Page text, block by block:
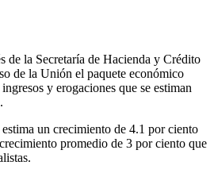
de la Secretaría de Hacienda y Crédito
de la Unión el paquete económico
y erogaciones que se estiman
un crecimiento de 4.1 por ciento
promedio de 3 por ciento que